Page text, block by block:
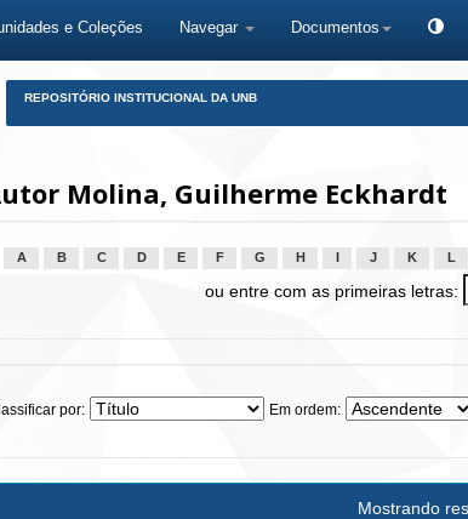
e Coleções Navegar Documentos
REPOSITÓRIO INSTITUCIONAL DA UNB
Molina, Guilherme Eckhardt
A B C D E F G H J K L
ou entre com as primeiras letras:
por: Em ordem:
Mostrando